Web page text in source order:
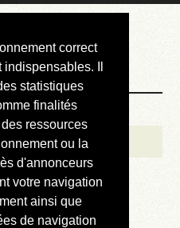
correct
Il
statistiques
finalités
ressources
ou la
d'annonceurs
votre navigation
ainsi que
de navigation